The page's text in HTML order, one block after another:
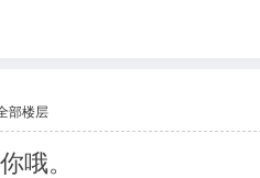
部楼层
哦。